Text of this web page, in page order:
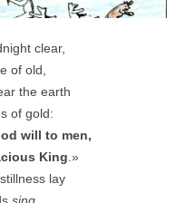
clear,
of old,
the earth
of gold:
will to men,
King .»
lay
sing